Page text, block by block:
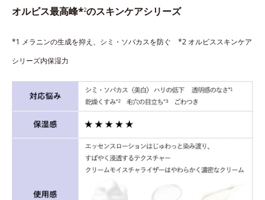
オルビス最高峰*2のスキンケアシリーズ
*1 メラニンの生成を抑え、シミ・ソバカスを防ぐ *2 オルビススキンケア
シリーズ内保湿力